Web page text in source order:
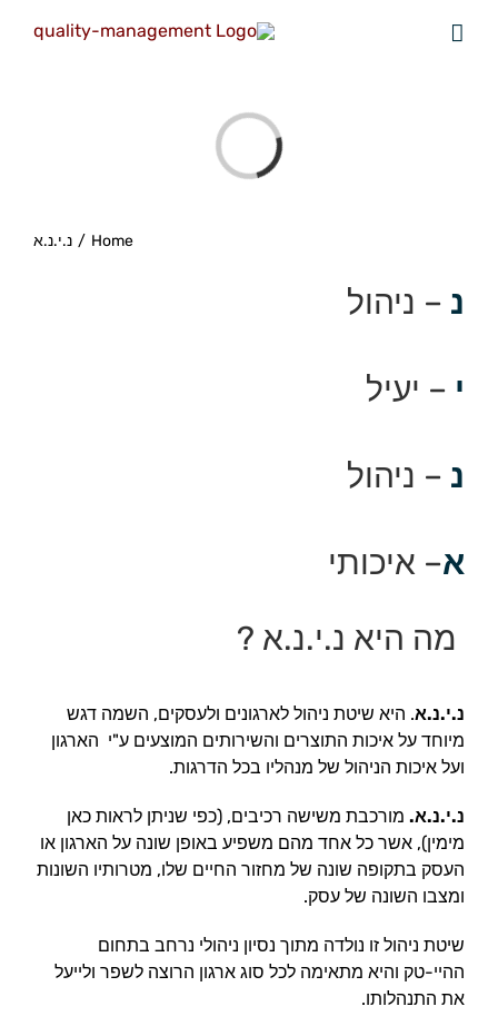
Loading...
Home
/ נ.י.נ.א
נ – ניהול
י – יעיל
נ – ניהול
א– איכותי
מה היא נ.י.נ.א ?
נ.י.נ.א. היא שיטת ניהול לארגונים ולעסקים, השמה דגש
מיוחד על איכות התוצרים והשירותים המוצעים ע"י הארגון
ועל איכות הניהול של מנהליו בכל הדרגות.
נ.י.נ.א. מורכבת משישה רכיבים, (כפי שניתן לראות כאן
מימין), אשר כל אחד מהם משפיע באופן שונה על הארגון או
העסק בתקופה שונה של מחזור החיים שלו, מטרותיו השונות
ומצבו השונה של עסק.
שיטת ניהול זו נולדה מתוך נסיון ניהולי נרחב בתחום
ההיי-טק והיא מתאימה לכל סוג ארגון הרוצה לשפר ולייעל
את התנהלותו.